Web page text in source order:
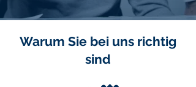
Warum Sie bei uns richtig
sind